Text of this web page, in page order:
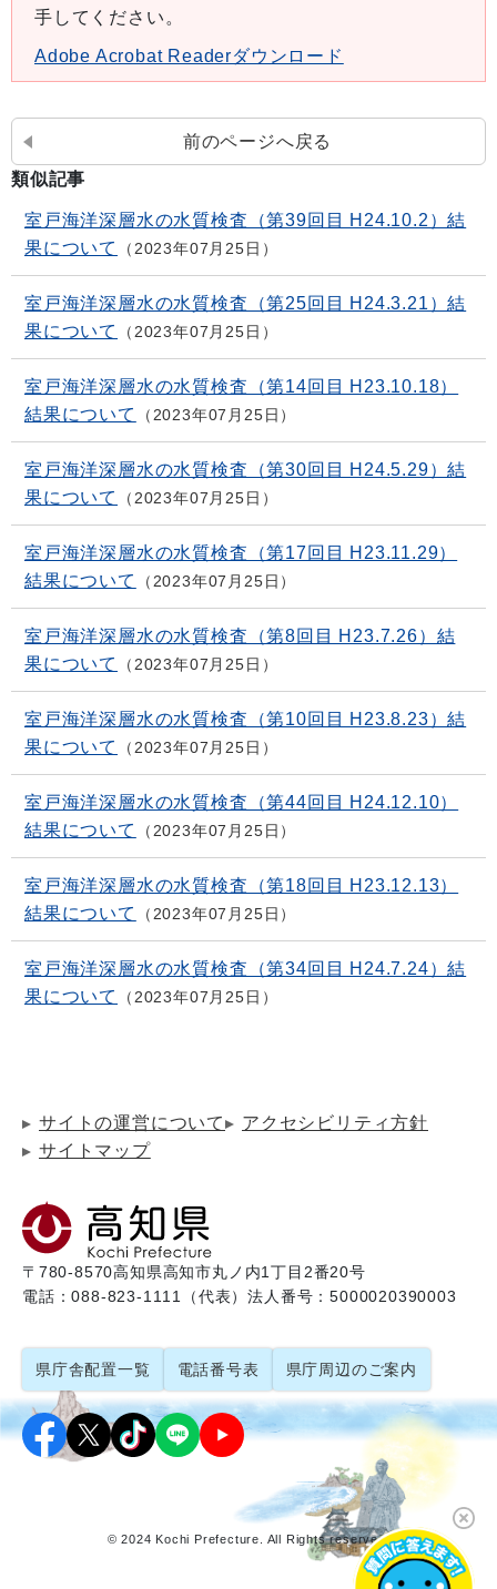
手してください。
Adobe Acrobat Readerダウンロード
前のページへ戻る
類似記事
室戸海洋深層水の水質検査（第39回目 H24.10.2）結
果について
2023年07月25日
室戸海洋深層水の水質検査（第25回目 H24.3.21）結
果について
2023年07月25日
室戸海洋深層水の水質検査（第14回目 H23.10.18）
結果について
2023年07月25日
室戸海洋深層水の水質検査（第30回目 H24.5.29）結
果について
2023年07月25日
室戸海洋深層水の水質検査（第17回目 H23.11.29）
結果について
2023年07月25日
室戸海洋深層水の水質検査（第8回目 H23.7.26）結
果について
2023年07月25日
室戸海洋深層水の水質検査（第10回目 H23.8.23）結
果について
2023年07月25日
室戸海洋深層水の水質検査（第44回目 H24.12.10）
結果について
2023年07月25日
室戸海洋深層水の水質検査（第18回目 H23.12.13）
結果について
2023年07月25日
室戸海洋深層水の水質検査（第34回目 H24.7.24）結
果について
2023年07月25日
サイトの運営について
アクセシビリティ方針
サイトマップ
〒780-8570高知県高知市丸ノ内1丁目2番20号
電話：088-823-1111（代表）法人番号：5000020390003
県庁舎配置一覧 電話番号表 県庁周辺のご案内
© 2024 Kochi Prefecture. All Rights reserved.